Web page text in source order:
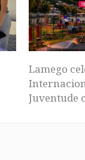
Lamego
Juventude